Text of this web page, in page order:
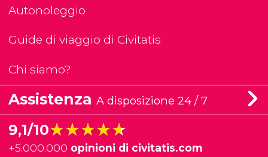
Autonoleggio
Guide di viaggio di Civitatis
Chi siamo?
Assistenza A disposizione 24 / 7
9,1/10★★★★★
★★★★★
+5.000.000 opinioni di civitatis.com